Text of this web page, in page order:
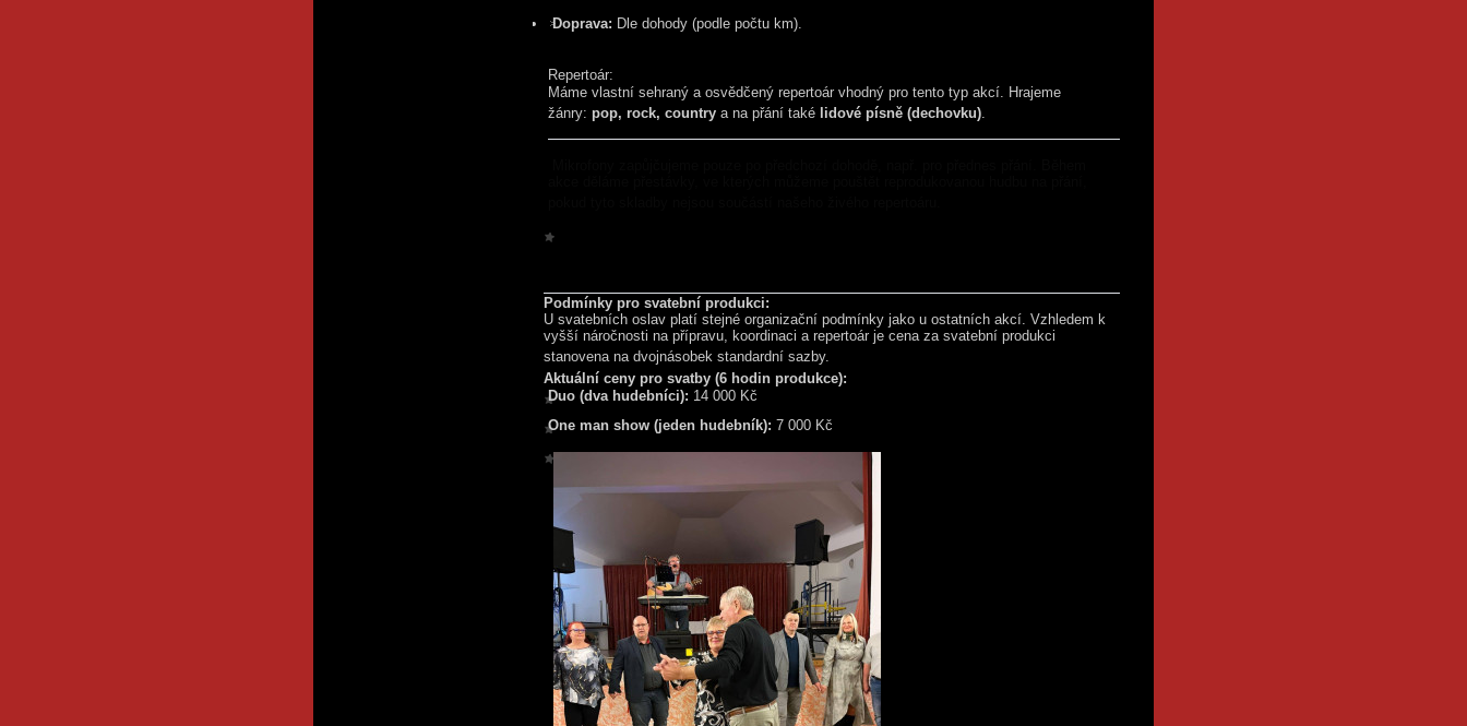
Doprava: Dle dohody (podle počtu km).
Repertoár:
Máme vlastní sehraný a osvědčený repertoár vhodný pro tento typ akcí. Hrajeme
žánry: pop, rock, country a na přání také lidové písně (dechovku).
Podmínky pro svatební produkci:
U svatebních oslav platí stejné organizační podmínky jako u ostatních akcí. Vzhledem k
vyšší náročnosti na přípravu, koordinaci a repertoár je cena za svatební produkci
stanovena na dvojnásobek standardní sazby.
Aktuální ceny pro svatby (6 hodin produkce):
Duo (dva hudebníci): 14 000 Kč
One man show (jeden hudebník): 7 000 Kč